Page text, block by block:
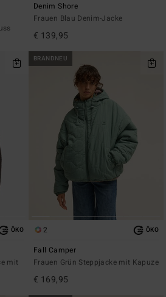
Denim Shore
Frauen Blau Denim-Jacke
€ 139,95
ÖKO
mit
BRANDNEU
2 ÖKO
Fall Camper
Frauen Grün Steppjacke mit Kapuze
€ 169,95